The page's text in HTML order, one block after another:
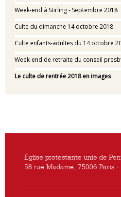
Week-end à Stirling - Septembre 2018
Culte du dimanche 14 octobre 2018
Culte enfants-adultes du 14 octobre
Week-end de retraite du conseil
Le culte de rentrée 2018 en images
Église protestante unie de
58 rue Madame, 75006 Paris